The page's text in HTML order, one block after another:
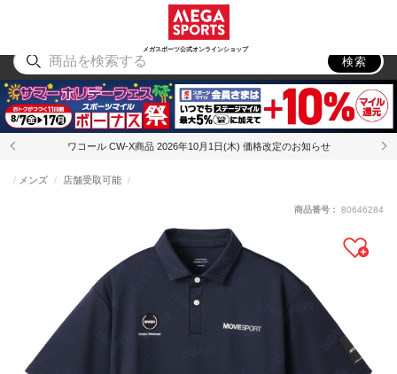
メガスポーツ公式オンラインショップ
アウトドア
検索
ワコール CW-X商品 2026年10月1日(木) 価格改定のお知らせ
メンズ 店舗受取可能
商品番号： 80646284